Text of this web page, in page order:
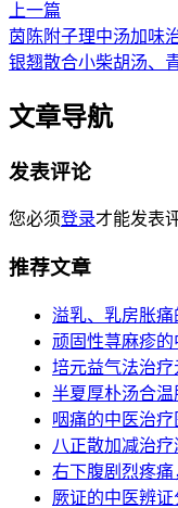
上一篇
茵陈附子理中汤加味
银翘散合小柴胡汤、
文章导航
发表评论
您必须登录才能发表
推荐文章
溢乳、乳房胀
顽固性荨麻疹
培元益气法治
半夏厚朴汤合
咽痛的中医治疗
八正散加减治
右下腹剧烈疼
厥证的中医辨